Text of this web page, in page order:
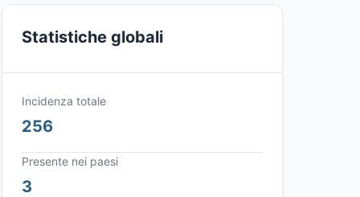
Statistiche globali
Incidenza totale
256
Presente nei paesi
3